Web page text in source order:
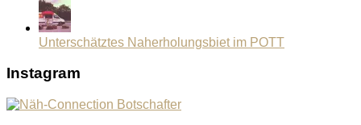
Unterschätztes Naherholungsbiet im POTT
Instagram